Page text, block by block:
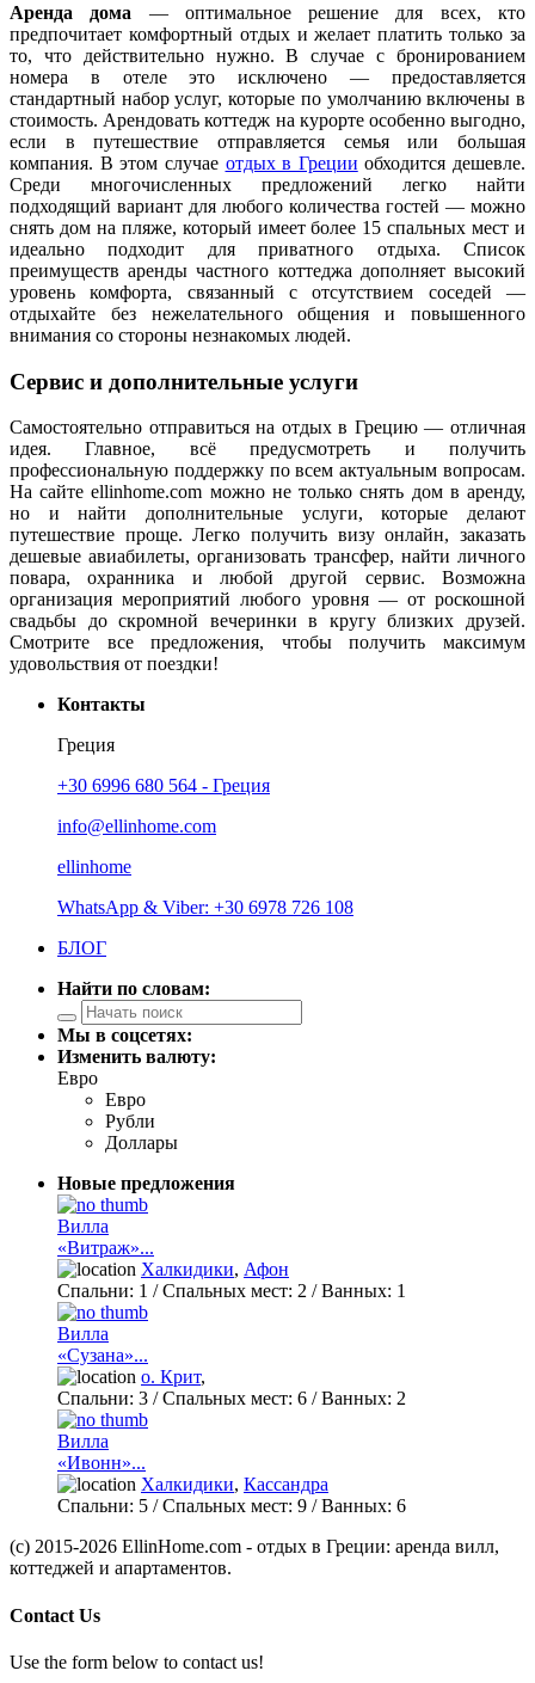
Аренда дома — оптимальное решение для всех, кто
предпочитает комфортный отдых и желает платить только за
то, что действительно нужно. В случае с бронированием
номера в отеле это исключено — предоставляется
стандартный набор услуг, которые по умолчанию включены в
стоимость. Арендовать коттедж на курорте особенно выгодно,
если в путешествие отправляется семья или большая
компания. В этом случае отдых в Греции обходится дешевле.
Среди многочисленных предложений легко найти
подходящий вариант для любого количества гостей — можно
снять дом на пляже, который имеет более 15 спальных мест и
идеально подходит для приватного отдыха. Список
преимуществ аренды частного коттеджа дополняет высокий
уровень комфорта, связанный с отсутствием соседей —
отдыхайте без нежелательного общения и повышенного
внимания со стороны незнакомых людей.
Сервис и дополнительные услуги
Самостоятельно отправиться на отдых в Грецию — отличная
идея. Главное, всё предусмотреть и получить
профессиональную поддержку по всем актуальным вопросам.
На сайте ellinhome.com можно не только снять дом в аренду,
но и найти дополнительные услуги, которые делают
путешествие проще. Легко получить визу онлайн, заказать
дешевые авиабилеты, организовать трансфер, найти личного
повара, охранника и любой другой сервис. Возможна
организация мероприятий любого уровня — от роскошной
свадьбы до скромной вечеринки в кругу близких друзей.
Смотрите все предложения, чтобы получить максимум
удовольствия от поездки!
Контакты
Греция
+30 6996 680 564 - Греция
info@ellinhome.com
ellinhome
WhatsApp & Viber: +30 6978 726 108
БЛОГ
Найти по словам:
Мы в соцсетях:
Изменить валюту:
Евро
Евро
Рубли
Доллары
Новые предложения
Вилла
«Витраж»...
Халкидики, Афон
Спальни: 1 / Спальных мест: 2 /Ванных: 1
Вилла
«Сузана»...
о. Крит,
Спальни: 3 / Спальных мест: 6 /Ванных: 2
Вилла
«Ивонн»...
Халкидики, Кассандра
Спальни: 5 / Спальных мест: 9 /Ванных: 6
(c) 2015-2026 EllinHome.com - отдых в Греции: аренда вилл,
коттеджей и апартаментов.
Contact Us
Use the form below to contact us!